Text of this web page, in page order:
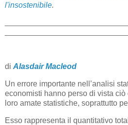
l'insostenibile.
di Alasdair Macleod
Un errore importante nell’analisi
economisti hanno perso di vista
loro amate statistiche, soprattutto
Esso rappresenta il quantitativo